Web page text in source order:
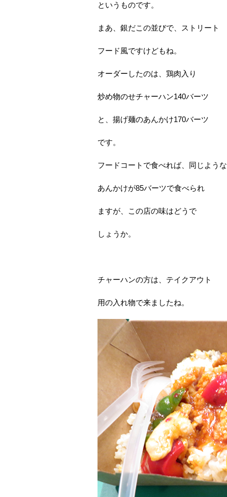
というものです。
まあ、銀だこの並びで、ストリート
フード風ですけどもね。
オーダーしたのは、鶏肉入り
炒め物のせチャーハン140バーツ
と、揚げ麺のあんかけ170バーツ
です。
フードコートで食べれば、同じような
あんかけが85バーツで食べられ
ますが、この店の味はどうで
しょうか。
チャーハンの方は、テイクアウト
用の入れ物で来ましたね。